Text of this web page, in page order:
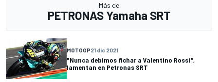
Más de
PETRONAS Yamaha SRT
MOTOGP21 dic 2021
"Nunca debimos fichar a Valentino Rossi",
lamentan en Petronas SRT